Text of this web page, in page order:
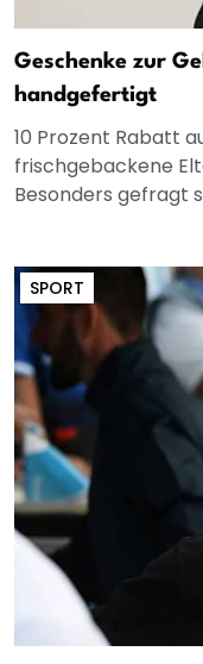
Geschenke zur
handgefertigt
10 Prozent Rabatt
frischgebackene
Besonders gefragt
SPORT